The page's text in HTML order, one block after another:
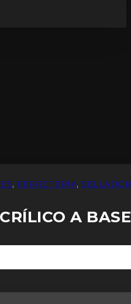
, FERRETERIA, SELLADOR
A